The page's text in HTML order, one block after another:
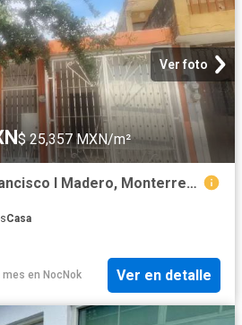
Ver foto
$ 25,357 MXN/m²
Casa en venta en Francisco I Madero, Monterrey, Nuevo León
Casa
mes en NocNok Ver en detalle